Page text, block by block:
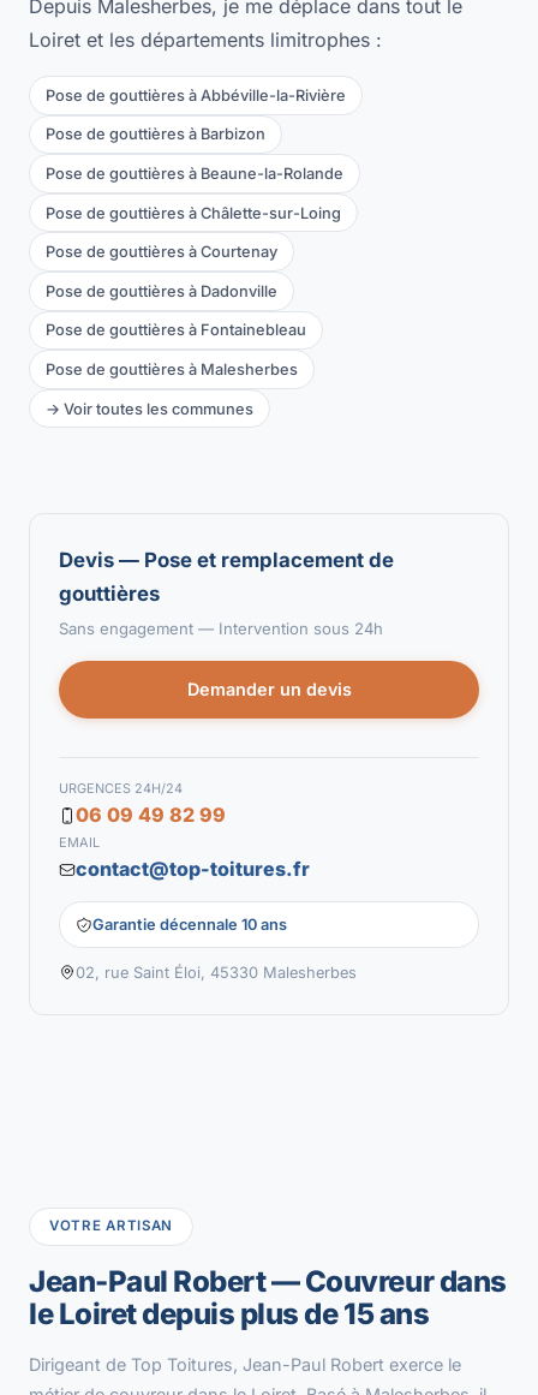
Depuis Malesherbes, je me déplace dans tout le
Loiret et les départements limitrophes :
Pose de gouttières à Abbéville-la-Rivière
Pose de gouttières à Barbizon
Pose de gouttières à Beaune-la-Rolande
Pose de gouttières à Châlette-sur-Loing
Pose de gouttières à Courtenay
Pose de gouttières à Dadonville
Pose de gouttières à Fontainebleau
Pose de gouttières à Malesherbes
→ Voir toutes les communes
Devis — Pose et remplacement de
gouttières
Sans engagement — Intervention sous 24h
Demander un devis
URGENCES 24H/24
06 09 49 82 99
EMAIL
contact@top-toitures.fr
Garantie décennale 10 ans
02, rue Saint Éloi, 45330 Malesherbes
VOTRE ARTISAN
Jean-Paul Robert — Couvreur dans
le Loiret depuis plus de 15 ans
Dirigeant de Top Toitures, Jean-Paul Robert exerce le